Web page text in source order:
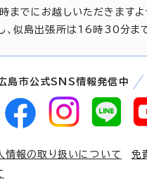
までにお越しいただきますよ
し、似島出張所は16時30分ま
島市公式SNS情報発信中
情報の取り扱いについて
免